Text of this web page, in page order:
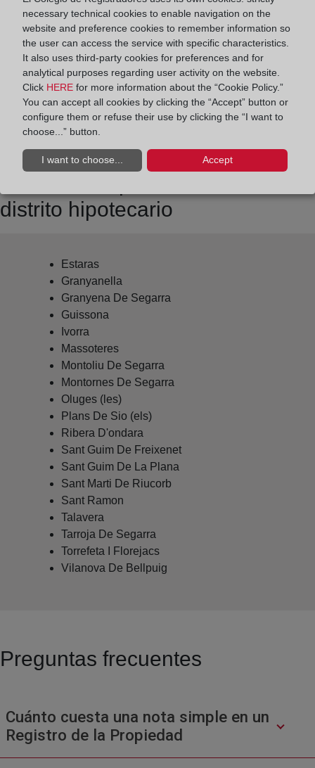
(973) 53 02 04
cervera@registrodelapropiedad.org
Datos del Registrador:
Dorleta Pilar Sanza Olaizola
Delegado de Protección de Datos:
dpo@corpme.es
distrito hipotecario
Estaras
Granyanella
Granyena De Segarra
Guissona
Ivorra
Massoteres
Montoliu De Segarra
Montornes De Segarra
Oluges (les)
Plans De Sio (els)
Ribera D'ondara
Sant Guim De Freixenet
Sant Guim De La Plana
Sant Marti De Riucorb
Sant Ramon
Talavera
Tarroja De Segarra
Torrefeta I Florejacs
Vilanova De Bellpuig
Preguntas frecuentes
Cuánto cuesta una nota simple en un
Registro de la Propiedad
necessary technical cookies to enable navigation on the
website and preference cookies to remember information so
the user can access the service with specific characteristics.
It also uses third-party cookies for preferences and for
analytical purposes regarding user activity on the website.
Click HERE for more information about the “Cookie Policy.”
You can accept all cookies by clicking the “Accept” button or
configure them or refuse their use by clicking the “I want to
choose...” button.
I want to choose... Accept